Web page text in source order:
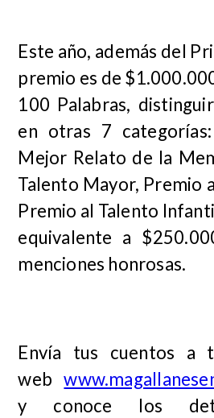
Este año, además del
premio es de
100 Palabras,
en otras 7
Mejor Relato de la
Talento Mayor, Premio
Premio al Talento
equivalente a
menciones honrosas.
Envía tus cuentos a
web
y conoce los